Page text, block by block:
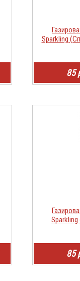
Sparkling
85
85